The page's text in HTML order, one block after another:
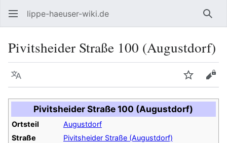
lippe-haeuser-wiki.de
Pivitsheider Straße 100 (Augustdorf)
Sprache
Pivitsheider Straße 100 (Augustdorf)
Ortsteil
Augustdorf
Straße
Pivitsheider Straße (Augustdorf)